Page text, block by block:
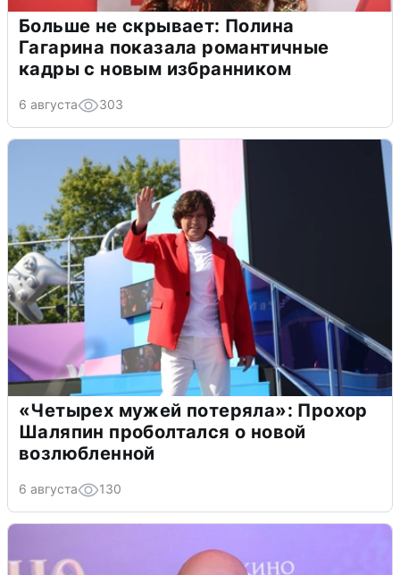
Больше не скрывает: Полина
Гагарина показала романтичные
кадры с новым избранником
6 августа 303
«Четырех мужей потеряла»: Прохор
Шаляпин проболтался о новой
возлюбленной
6 августа 130